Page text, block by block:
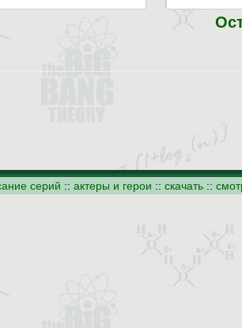
серий :: актеры и герои :: скачать ::